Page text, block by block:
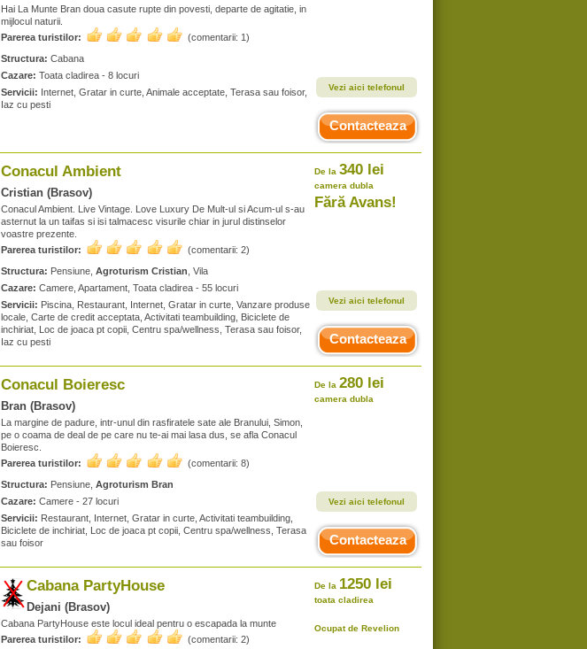
Hai La Munte Bran doua casute rupte din povesti, departe de agitatie, in
mijlocul naturii.
Parerea turistilor:
(comentarii: 1)
Structura: Cabana
Cazare: Toata cladirea - 8 locuri
Servicii: Internet, Gratar in curte, Animale acceptate, Terasa sau foisor,
Iaz cu pesti
Vezi aici telefonul
Contacteaza
Conacul Ambient
Cristian (Brasov)
Conacul Ambient. Live Vintage. Love Luxury De Mult-ul si Acum-ul s-au
asternut la un taifas si isi talmacesc visurile chiar in jurul distinselor
voastre prezente.
Parerea turistilor:
(comentarii: 2)
Structura: Pensiune, Agroturism Cristian , Vila
Cazare: Camere, Apartament, Toata cladirea - 55 locuri
Servicii: Piscina, Restaurant, Internet, Gratar in curte, Vanzare produse
locale, Carte de credit acceptata, Activitati teambuilding, Biciclete de
inchiriat, Loc de joaca pt copii, Centru spa/wellness, Terasa sau foisor,
Iaz cu pesti
De la 340 lei
camera dubla
Fără Avans!
Vezi aici telefonul
Contacteaza
Conacul Boieresc
Bran (Brasov)
La margine de padure, intr-unul din rasfiratele sate ale Branului, Simon,
pe o coama de deal de pe care nu te-ai mai lasa dus, se afla Conacul
Boieresc.
Parerea turistilor:
(comentarii: 8)
Structura: Pensiune, Agroturism Bran
Cazare: Camere - 27 locuri
Servicii: Restaurant, Internet, Gratar in curte, Activitati teambuilding,
Biciclete de inchiriat, Loc de joaca pt copii, Centru spa/wellness, Terasa
sau foisor
De la 280 lei
camera dubla
Vezi aici telefonul
Contacteaza
Cabana PartyHouse
Dejani (Brasov)
Cabana PartyHouse este locul ideal pentru o escapada la munte
Parerea turistilor:
(comentarii: 2)
De la 1250 lei
toata cladirea
Ocupat de Revelion